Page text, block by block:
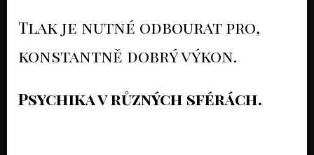
Tlak je nutné odbourat pro,
konstantně dobrý výkon.
Psychika v různých sférách.